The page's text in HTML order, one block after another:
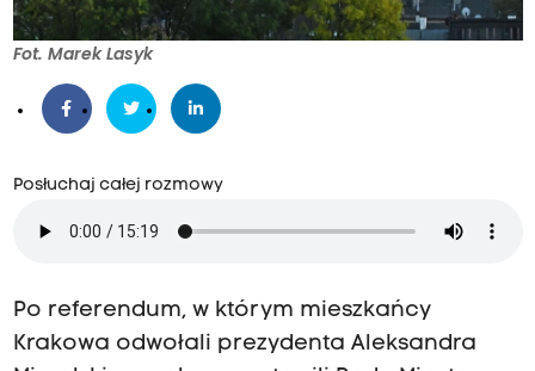
Fot. Marek Lasyk
Posłuchaj całej rozmowy
Po referendum, w którym mieszkańcy
Krakowa odwołali prezydenta Aleksandra